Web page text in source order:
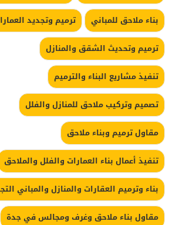
بناء ملاحق للمباني
ترميم وتجديد
ترميم وتحديث الشقق والمنازل
تنفيذ مشاريع البناء والترميم
تصميم وتركيب ملاحق للمنازل والفلل
مقاول ترميم وبناء ملاحق
تنفيذ أعمال بناء العمارات والفلل والملاحق
بناء وترميم العقارات والمنازل والمباني
مقاول بناء ملاحق وغرف ومجالس في جدة